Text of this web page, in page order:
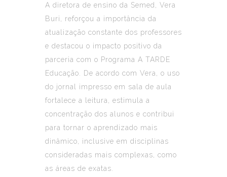
A diretora de ensino da Semed, Vera
Buri, reforçou a importância da
atualização constante dos professores
e destacou o impacto positivo da
parceria com o Programa A TARDE
Educação. De acordo com Vera, o uso
do jornal impresso em sala de aula
fortalece a leitura, estimula a
concentração dos alunos e contribui
para tornar o aprendizado mais
dinâmico, inclusive em disciplinas
consideradas mais complexas, como
as áreas de exatas.